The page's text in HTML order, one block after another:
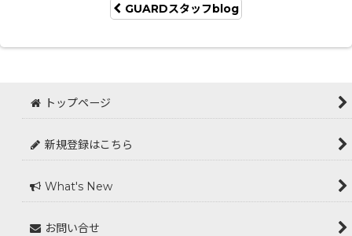
GUARDスタッフblog
トップページ
新規登録はこちら
What's New
お問い合せ